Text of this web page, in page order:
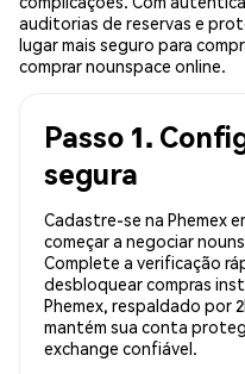
auditorias de reservas e
lugar mais seguro para
comprar nounspace online.
Passo 1.
segura
Cadastre-se na Phemex
começar a negociar
Complete a verificação
desbloquear compras
Phemex, respaldado por
mantém sua conta
exchange confiável.